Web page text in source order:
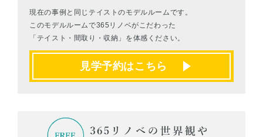
現在の事例と同じテイストのモデルルームです。
このモデルルームで365リノベがこだわった
「テイスト・間取り・収納」を体感ください。
見学予約はこちら